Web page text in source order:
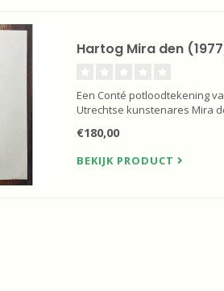
Hartog Mira den
Een Conté potloodtekening
Utrechtse kunstenares Mira
€180,00
BEKIJK PRODUCT